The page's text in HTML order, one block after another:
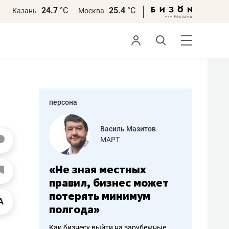
Казань 24.7 °С Москва 25.4 °С
персона
работа
Василь Мазитов
МАРТ
«Не зная местных
правил, бизнес может
потерять минимум
полгода»